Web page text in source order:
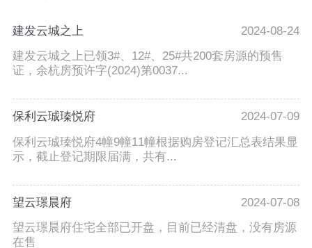
建发云城之上
2024-08-24
建发云城之上已领3#、12#、25#共200套房源的预售
证，余杭房预许字(2024)第0037...
保利云珹瑧悦府
2024-07-09
保利云珹瑧悦府4幢9幢11幢根据购房登记汇总表结果显
示，截止登记期限届满，共有...
望云璟晨府
2024-07-08
望云璟晨府住宅全部已开盘，目前已经清盘，没有房源
在售